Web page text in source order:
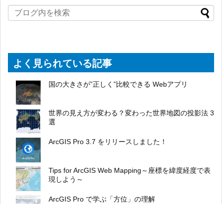
よく見られている記事
国の大きさが”正しく”比較できる Webアプリ
世界の見え方が変わる？変わった世界地図の投影法 3
選
ArcGIS Pro 3.7 をリリースしました！
Tips for ArcGIS Web Mapping～座標を緯度経度で表
現しよう～
ArcGIS Pro で学ぶ「方位」の理解